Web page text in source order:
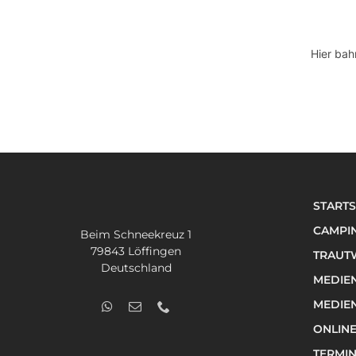
Hier
Beim Schneekreuz 1
79843 Löffingen
Deutschland